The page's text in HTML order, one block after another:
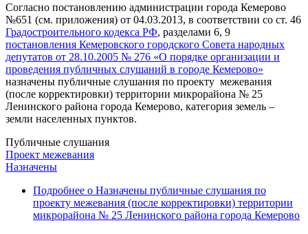
Согласно постановлению администрации города Кемерово
№651 (см. приложения) от 04.03.2013, в соответствии со ст. 46
Градостроительного кодекса РФ, разделами 6, 9
постановления Кемеровского городского Совета народных
депутатов от 28.10.2005 № 276 «О порядке организации и
проведения публичных слушаний в городе Кемерово»
назначены публичные слушания по проекту межевания
(после корректировки) территории микрорайона № 25
Ленинского района города Кемерово, категория земель –
земли населенных пунктов.
Публичные слушания
Проект межевания
Назначены
Подробнее о Назначены публичные слушания по
проекту межевания (после корректировки) территории
микрорайона № 25 Ленинского района города Кемерово